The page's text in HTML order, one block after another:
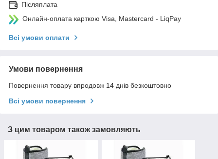
Післяплата
Онлайн-оплата карткою Visa, Mastercard - LiqPay
Всі умови оплати
Умови повернення
Повернення товару впродовж 14 днів безкоштовно
Всі умови повернення
З цим товаром також замовляють